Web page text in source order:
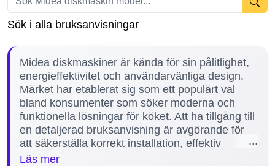
Sök i alla bruksanvisningar
Midea diskmaskiner är kända för sin pålitlighet,
energieffektivitet och användarvänliga design.
Märket har etablerat sig som ett populärt val
bland konsumenter som söker moderna och
funktionella lösningar för köket. Att ha tillgång till
en detaljerad bruksanvisning är avgörande för
att säkerställa korrekt installation, effektiv
användning och underhåll av diskmaskinen.
Läs mer